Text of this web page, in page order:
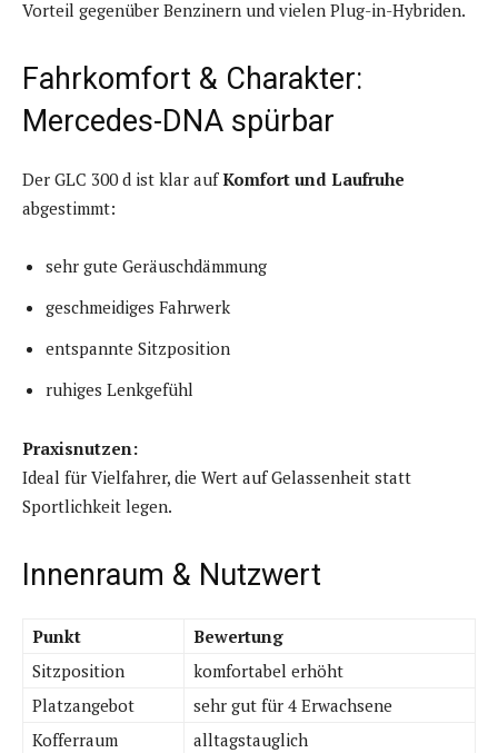
Vorteil gegenüber Benzinern und vielen Plug-in-Hybriden.
Fahrkomfort & Charakter:
Mercedes-DNA spürbar
Der GLC 300 d ist klar aufKomfort und Laufruhe
abgestimmt:
sehr gute Geräuschdämmung
geschmeidiges Fahrwerk
entspannte Sitzposition
ruhiges Lenkgefühl
Praxisnutzen:
Ideal für Vielfahrer, die Wert auf Gelassenheit statt
Sportlichkeit legen.
Innenraum & Nutzwert
Punkt
Bewertung
Sitzposition
komfortabel erhöht
Platzangebot
sehr gut für 4 Erwachsene
Kofferraum
alltagstauglich